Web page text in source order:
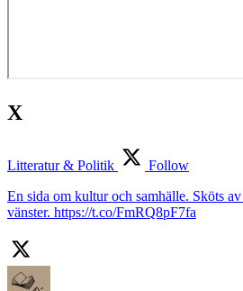
X
Litteratur & Politik
Follow
En sida om kultur och samhälle. Sköts
vänster. https://t.co/FmRQ8pF7fa